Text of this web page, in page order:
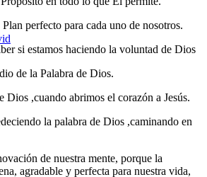
perfecto para cada uno de nosotros.
si estamos haciendo la voluntad de Dios
de la Palabra de Dios.
Dios ,cuando abrimos el corazón a Jesús.
la palabra de Dios ,caminando en
de nuestra mente, porque la
agradable y perfecta para nuestra vida,